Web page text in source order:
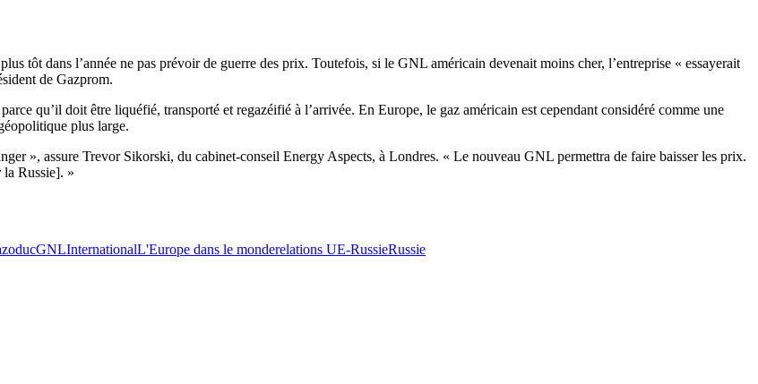
tôt dans l’année ne pas prévoir de guerre des prix. Toutefois, si le GNL américain devenait moins cher, l’entreprise « essayerait
de Gazprom.
qu’il doit être liquéfié, transporté et regazéifié à l’arrivée. En Europe, le gaz américain est cependant considéré comme une
plus large.
», assure Trevor Sikorski, du cabinet-conseil Energy Aspects, à Londres. « Le nouveau GNL permettra de faire baisser les prix.
Russie]. »
GNLInternationalL'Europe dans le monderelations UE-RussieRussie